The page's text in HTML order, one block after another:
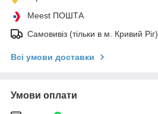
Meest ПОШТА
Самовивіз (тільки в м. Кривий Ріг)
Всі умови доставки
Умови оплати